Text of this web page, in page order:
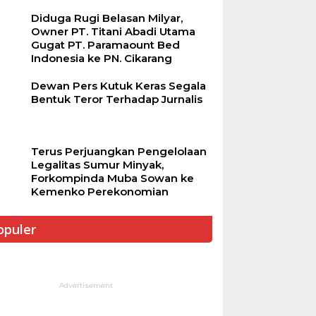
Diduga Rugi Belasan Milyar,
Owner PT. Titani Abadi Utama
Gugat PT. Paramaount Bed
Indonesia ke PN. Cikarang
Dewan Pers Kutuk Keras Segala
Bentuk Teror Terhadap Jurnalis
Terus Perjuangkan Pengelolaan
Legalitas Sumur Minyak,
Forkompinda Muba Sowan ke
Kemenko Perekonomian
Advertisement